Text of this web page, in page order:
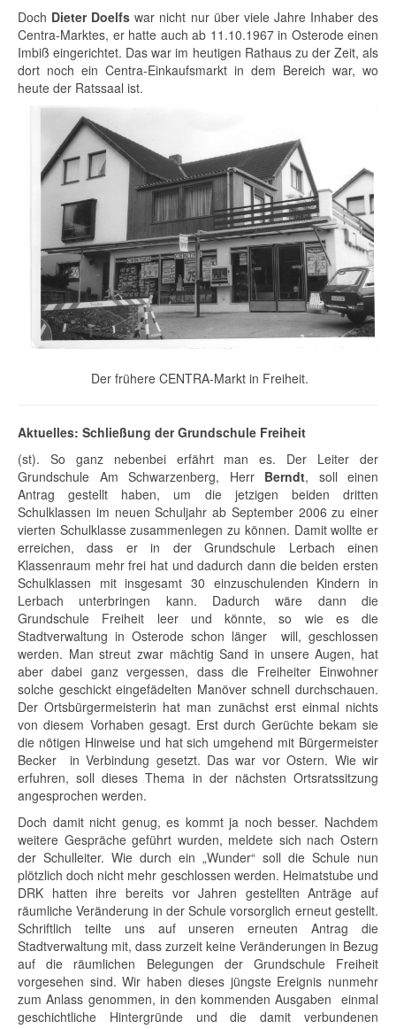
Doch Dieter Doelfs war nicht nur über viele Jahre Inhaber des
Centra-Marktes, er hatte auch ab 11.10.1967 in Osterode einen
Imbiß eingerichtet. Das war im heutigen Rathaus zu der Zeit, als
dort noch ein Centra-Einkaufsmarkt in dem Bereich war, wo
heute der Ratssaal ist.
Der frühere CENTRA-Markt in Freiheit.
Aktuelles: Schließung der Grundschule Freiheit
(st). So ganz nebenbei erfährt man es. Der Leiter der
Grundschule Am Schwarzenberg, Herr Berndt, soll einen
Antrag gestellt haben, um die jetzigen beiden dritten
Schulklassen im neuen Schuljahr ab September 2006 zu einer
vierten Schulklasse zusammenlegen zu können. Damit wollte er
erreichen, dass er in der Grundschule Lerbach einen
Klassenraum mehr frei hat und dadurch dann die beiden ersten
Schulklassen mit insgesamt 30 einzuschulenden Kindern in
Lerbach unterbringen kann. Dadurch wäre dann die
Grundschule Freiheit leer und könnte, so wie es die
Stadtverwaltung in Osterode schon länger will, geschlossen
werden. Man streut zwar mächtig Sand in unsere Augen, hat
aber dabei ganz vergessen, dass die Freiheiter Einwohner
solche geschickt eingefädelten Manöver schnell durchschauen.
Der Ortsbürgermeisterin hat man zunächst erst einmal nichts
von diesem Vorhaben gesagt. Erst durch Gerüchte bekam sie
die nötigen Hinweise und hat sich umgehend mit Bürgermeister
Becker in Verbindung gesetzt. Das war vor Ostern. Wie wir
erfuhren, soll dieses Thema in der nächsten Ortsratssitzung
angesprochen werden.
Doch damit nicht genug, es kommt ja noch besser. Nachdem
weitere Gespräche geführt wurden, meldete sich nach Ostern
der Schulleiter. Wie durch ein „Wunder“ soll die Schule nun
plötzlich doch nicht mehr geschlossen werden. Heimatstube und
DRK hatten ihre bereits vor Jahren gestellten Anträge auf
räumliche Veränderung in der Schule vorsorglich erneut gestellt.
Schriftlich teilte uns auf unseren erneuten Antrag die
Stadtverwaltung mit, dass zurzeit keine Veränderungen in Bezug
auf die räumlichen Belegungen der Grundschule Freiheit
vorgesehen sind. Wir haben dieses jüngste Ereignis nunmehr
zum Anlass genommen, in den kommenden Ausgaben einmal
geschichtliche Hintergründe und die damit verbundenen